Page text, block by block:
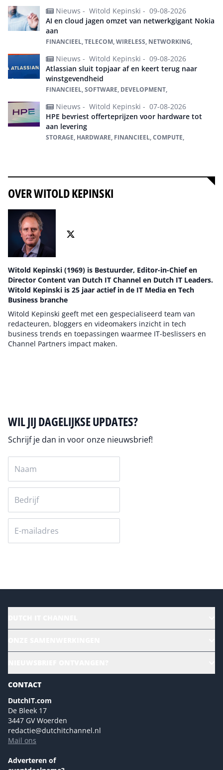
Nieuws - Witold Kepinski - 09-08-2026
AI en cloud jagen omzet van netwerkgigant Nokia
aan
FINANCIEEL, TELECOM, WIRELESS, NETWORKING,
Nieuws - Witold Kepinski - 09-08-2026
Atlassian sluit topjaar af en keert terug naar
winstgevendheid
FINANCIEEL, SOFTWARE, DEVELOPMENT,
Nieuws - Witold Kepinski - 07-08-2026
HPE bevriest offerteprijzen voor hardware tot
aan levering
STORAGE, HARDWARE, FINANCIEEL, COMPUTE,
OVER WITOLD KEPINSKI
Witold Kepinski (1969) is Bestuurder, Editor-in-Chief en
Director Content van Dutch IT Channel en Dutch IT Leaders.
Witold Kepinski is 25 jaar actief in de IT Media en Tech
Business branche
Witold Kepinski geeft met een gespecialiseerd team van
redacteuren, bloggers en videomakers inzicht in tech
business trends en toepassingen waarmee IT-beslissers en
Channel Partners impact maken.
WIL JIJ DAGELIJKSE UPDATES?
Schrijf je dan in voor onze nieuwsbrief!
Magazines
Marketingmogelijkheden 2026
Eventmogelijkheden 2026
Advertising opportunities 2026 ENG
Event opportunities 2026 ENG
NL Digital
Versturen
CONTACT
DutchIT.com
De Bleek 17
3447 GV Woerden
redactie@dutchitchannel.nl
Mail ons
Adverteren of